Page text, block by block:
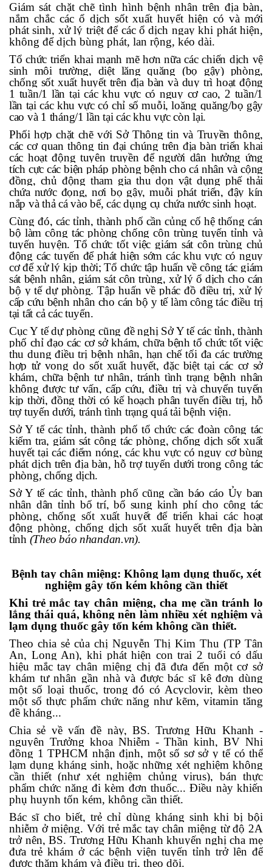
Giám sát chặt chẽ tình hình bệnh nhân trên địa bàn,
nắm chắc các ổ dịch sốt xuất huyết hiện có và mới
phát sinh, xử lý triệt để các ổ dịch ngay khi phát hiện,
không để dịch bùng phát, lan rộng, kéo dài.
Tổ chức triển khai mạnh mẽ hơn nữa các chiến dịch vệ
sinh môi trường, diệt lăng quăng (bọ gậy) phòng,
chống sốt xuất huyết trên địa bàn và duy trì hoạt động
1 tuần/1 lần tại các khu vực có nguy cơ cao, 2 tuần/1
lần tại các khu vực có chỉ số muỗi, loăng quăng/bọ gậy
cao và 1 tháng/1 lần tại các khu vực còn lại.
Phối hợp chặt chẽ với Sở Thông tin và Truyền thông,
các cơ quan thông tin đại chúng trên địa bàn triển khai
các hoạt động tuyên truyền để người dân hưởng ứng
tích cực các biện pháp phòng bệnh cho cá nhân và cộng
đồng, chủ động tham gia thu dọn vật dụng phế thải
chứa nước đọng, nơi bọ gậy, muỗi phát triển, đậy kín
nắp và thả cá vào bể, các dụng cụ chứa nước sinh hoạt.
Cùng đó, các tỉnh, thành phố cần củng cố hệ thống cán
bộ làm công tác phòng chống côn trùng tuyến tỉnh và
tuyến huyện. Tổ chức tốt việc giám sát côn trùng chủ
động các tuyến để phát hiện sớm các khu vực có nguy
cơ để xử lý kịp thời; Tổ chức tập huấn về công tác giám
sát bệnh nhân, giám sát côn trùng, xử lý ổ dịch cho cán
bộ y tế dự phòng. Tập huấn về phác đồ điều trị, xử lý
cấp cứu bệnh nhân cho cán bộ y tế làm công tác điều trị
tại tất cả các tuyến.
Cục Y tế dự phòng cũng đề nghị Sở Y tế các tỉnh, thành
phố chỉ đạo các cơ sở khám, chữa bệnh tổ chức tốt việc
thu dung điều trị bệnh nhân, hạn chế tối đa các trường
hợp tử vong do sốt xuất huyết, đặc biệt tại các cơ sở
khám, chữa bệnh tư nhân, tránh tình trạng bệnh nhân
không được tư vấn, cấp cứu, điều trị và chuyển tuyến
kịp thời, đồng thời có kế hoạch phân tuyến điều trị, hỗ
trợ tuyến dưới, tránh tình trạng quá tải bệnh viện.
Sở Y tế các tỉnh, thành phố tổ chức các đoàn công tác
kiểm tra, giám sát công tác phòng, chống dịch sốt xuất
huyết tại các điểm nóng, các khu vực có nguy cơ bùng
phát dịch trên địa bàn, hỗ trợ tuyến dưới trong công tác
phòng, chống dịch.
Sở Y tế các tỉnh, thành phố cũng cần báo cáo Ủy ban
nhân dân tỉnh bố trí, bổ sung kinh phí cho công tác
phòng, chống sốt xuất huyết để triển khai các hoạt
động phòng, chống dịch sốt xuất huyết trên địa bàn
tỉnh (Theo báo nhandan.vn).
Bệnh tay chân miệng: Không lạm dụng thuốc, xét
nghiệm gây tốn kém không cần thiết
Khi trẻ mắc tay chân miệng, cha mẹ cần tránh lo
lắng thái quá, không nên làm nhiều xét nghiệm và
lạm dụng thuốc gây tốn kém không cần thiết.
Theo chia sẻ của chị Nguyễn Thị Kim Thu (TP Tân
An, Long An), khi phát hiện con trai 2 tuổi có dấu
hiệu mắc tay chân miệng chị đã đưa đến một cơ sở
khám tư nhân gần nhà và được bác sĩ kê đơn dùng
một số loại thuốc, trong đó có Acyclovir, kèm theo
một số thực phẩm chức năng như kẽm, vitamin tăng
đề kháng...
Chia sẻ về vấn đề này, BS. Trương Hữu Khanh -
nguyên Trưởng khoa Nhiễm - Thần kinh, BV Nhi
đồng 1 TPHCM nhận định, một số sơ sở y tế có thể
lạm dụng kháng sinh, hoặc những xét nghiệm không
cần thiết (như xét nghiệm chủng virus), bán thực
phẩm chức năng đi kèm đơn thuốc... Điều này khiến
phụ huynh tốn kém, không cần thiết.
Bác sĩ cho biết, trẻ chỉ dùng kháng sinh khi bị bội
nhiễm ở miệng. Với trẻ mắc tay chân miệng từ độ 2A
trở nên, BS. Trương Hữu Khanh khuyến nghị cha mẹ
đưa trẻ khám ở các bệnh viện tuyến tỉnh trở lên để
được thăm khám và điều trị, theo dõi.